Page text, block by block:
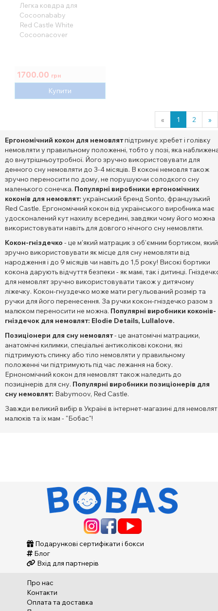
Легка ковдра для
Cocoonababy
Red Castle White
Cocoonacover
1700.00 грн
Купити
« 1 2 »
Ергономічний кокон для немовлятпідтримує хребет і голівку
немовляти у правильному положенні, тобто у позі, яка
до внутрішньоутробної. Його зручно використовувати для
денного сну немовляти до 3-4 місяців. В коконі немовля також
зручно переносити по дому, не порушуючи солодкого сну
маленького сонечка. Популярні виробники ергономічних
коконів для немовлят: український бренд Sonto, французький
Red Castle. Ергономічний кокон від українського виробника має
удосконалений кут нахилу всередині, завдяки чому його можна
використовувати навіть для довгого нічного сну немовляти.
Кокон-гніздечко - це м'який матрацик з об'ємним бортиком, який
зручно використовувати як місце для сну немовляти від
народження і до 9 місяців чи навіть до 1,5 року! Високі бортики
кокона дарують відчуття безпеки - як мамі, так і дитинці.
для немовлят зручно використовувати також у дитячому
ліжечку. Кокон-гнуздечко може мати регульований розмір та
ручки для його перенесення. За ручки кокон-гніздечко разом з
малюком переносити не можна. Популярні виробники коконів-
гніздечок для немовлят: Elodie Details, Lullalove.
Позиціонери для сну немовлят- це анатомічні матрацики,
анатомічні килимки, спеціальні антиколікові кокони, які
підтримують спинку або тіло немовляти у правильному
положенні чи підтримують під час лежання на боку.
Ернономічний кокон для немовлят також наледить до
позицінерів для сну. Популярні виробники позиціонерів для
сну немовлят: Babymoov, Red Castle.
Завжди великий вибір в Україні в інтернет-магазині для
малюків та їх мам - "Бобас"!
Подарункові сертифікати і бокси
Блог
Вхід для партнерів
Про нас
Контакти
Оплата та доставка